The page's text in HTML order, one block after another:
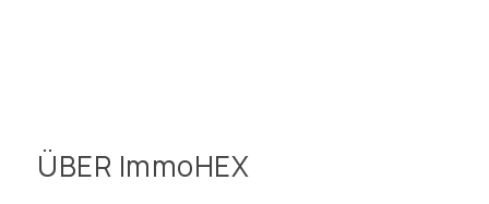
ÜBER ImmoHEX